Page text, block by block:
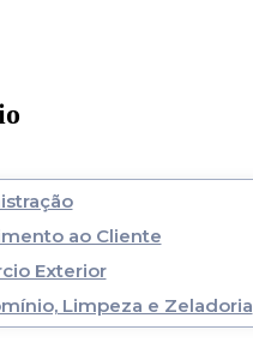
ao Cliente
Exterior
Limpeza e Zeladoria